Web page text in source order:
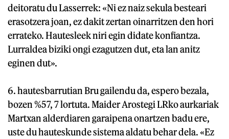
deitoratu du Lasserrek: «Ni ez naiz sekula besteari
erasotzera joan, ez dakit zertan oinarritzen den hori
errateko. Hautesleek niri egin didate konfiantza.
Lurraldea biziki ongi ezagutzen dut, eta lan anitz
eginen dut».
6. hautesbarrutian Bru gailendu da, espero bezala,
bozen %57, 7 lortuta. Maider Arostegi LRko aurkariak
Martxan alderdiaren garaipena onartzen badu ere,
uste du hauteskunde sistema aldatu behar dela. «Ez